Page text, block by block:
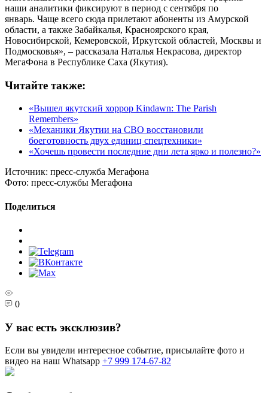
наши аналитики фиксируют в период с сентября по
январь. Чаще всего сюда прилетают абоненты из Амурской
области, а также Забайкалья, Красноярского края,
Новосибирской, Кемеровской, Иркутской областей, Москвы и
Подмосковья», – рассказала Наталья Некрасова, директор
МегаФона в Республике Саха (Якутия).
Читайте также:
«Вышел якутский хоррор Kindawn: The Parish
Remembers»
«Механики Якутии на СВО восстановили
боеготовность двух единиц спецтехники»
«Хочешь провести последние дни лета ярко и полезно?»
Источник: пресс-служба Мегафона
Фото: пресс-службы Мегафона
Поделиться
0
У вас есть эксклюзив?
Если вы увидели интересное событие, присылайте фото и
видео на наш Whatsapp +7 999 174-67-82